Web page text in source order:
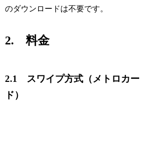
のダウンロードは不要です。
2. 料金
2.1 スワイプ方式（メトロカー
ド）